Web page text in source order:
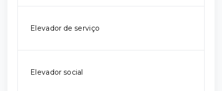
Elevador de serviço
Elevador social